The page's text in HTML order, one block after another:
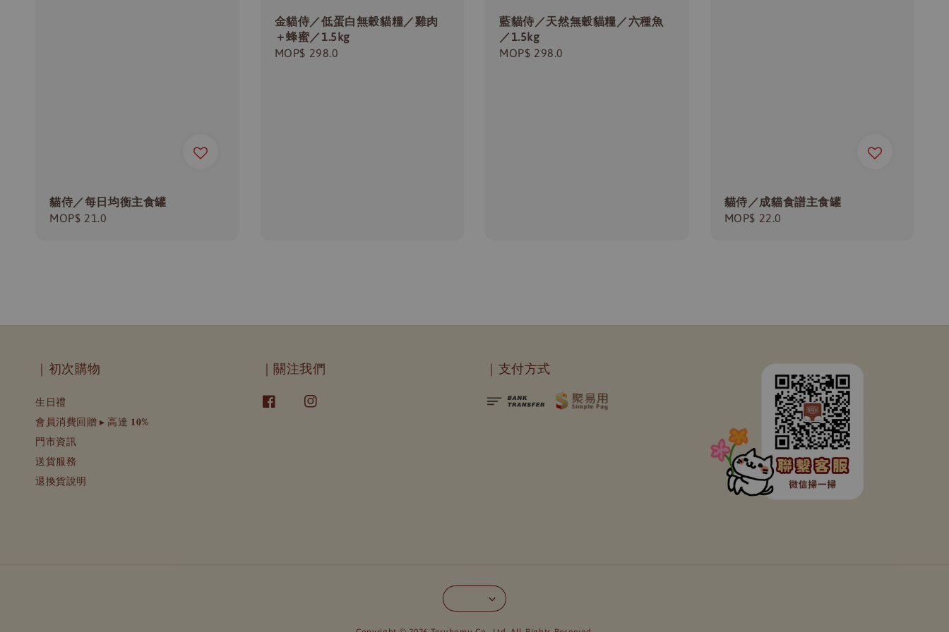
貓侍／每日均衡主食罐
Regular
MOP$ 21.0
金貓侍／低蛋白無穀貓糧／雞肉
＋蜂蜜／1.5kg
Regular
MOP$ 298.0
藍貓侍／天然無穀貓糧／六種魚
／1.5kg
Regular
MOP$ 298.0
貓侍／成貓食譜主食罐
Regular
MOP$ 22.0
｜初次購物
生日禮
會員消費回贈 ▸ 高達 𝟏𝟎%
門市資訊
送貨服務
退換貨說明
｜關注我們 ｜支付方式